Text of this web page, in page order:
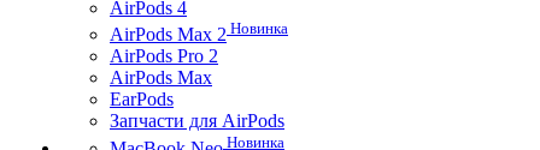
AirPods 4
AirPods Max 2 Новинка
AirPods Pro 2
AirPods Max
EarPods
Запчасти для AirPods
Новинка